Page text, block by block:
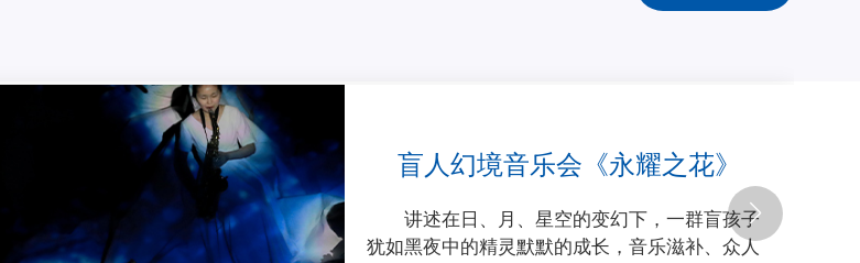
盲人幻境音乐会《永耀之花》
讲述在日、月、星空的变幻下，一群盲孩子
犹如黑夜中的精灵默默的成长，音乐滋补、众人